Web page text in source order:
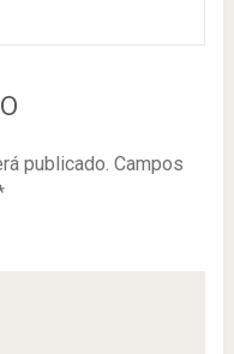
publicado. Campos